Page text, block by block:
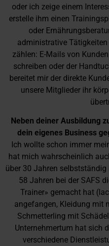
oder ich zeige einem
erstelle ihm einen
oder
administrative
zählen: E-Mails von
schreiben oder der
bereitet mir der direkte
unsere Mitglieder ihr
Neben deiner Ausbildung
dein eigenes Business
Ich wollte schon immer
hat mich wahrscheinlich
über 30 Jahren
58 Jahren bei der SAFS
Trainer» gemacht hat
angefangen, Kleidung mit
Schmetterling mit
Unternehmertum hat sich
verschiedene